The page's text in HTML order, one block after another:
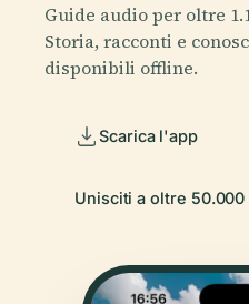
Guide audio per oltre
Storia, racconti e
disponibili offline.
Scarica l'app
Unisciti a oltre